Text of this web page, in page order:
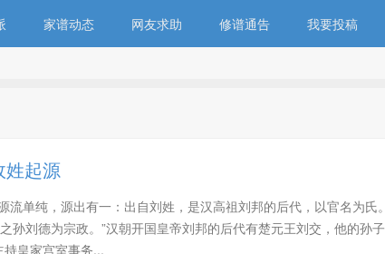
家谱动态 网友求助 修谱通告 我要投稿
姓起源
单纯，源出有一：出自刘姓，是汉高祖刘邦的后代，以官名为氏。
孙刘德为宗政。”汉朝开国皇帝刘邦的后代有楚元王刘交，他的孙子
皇家宫室事务...